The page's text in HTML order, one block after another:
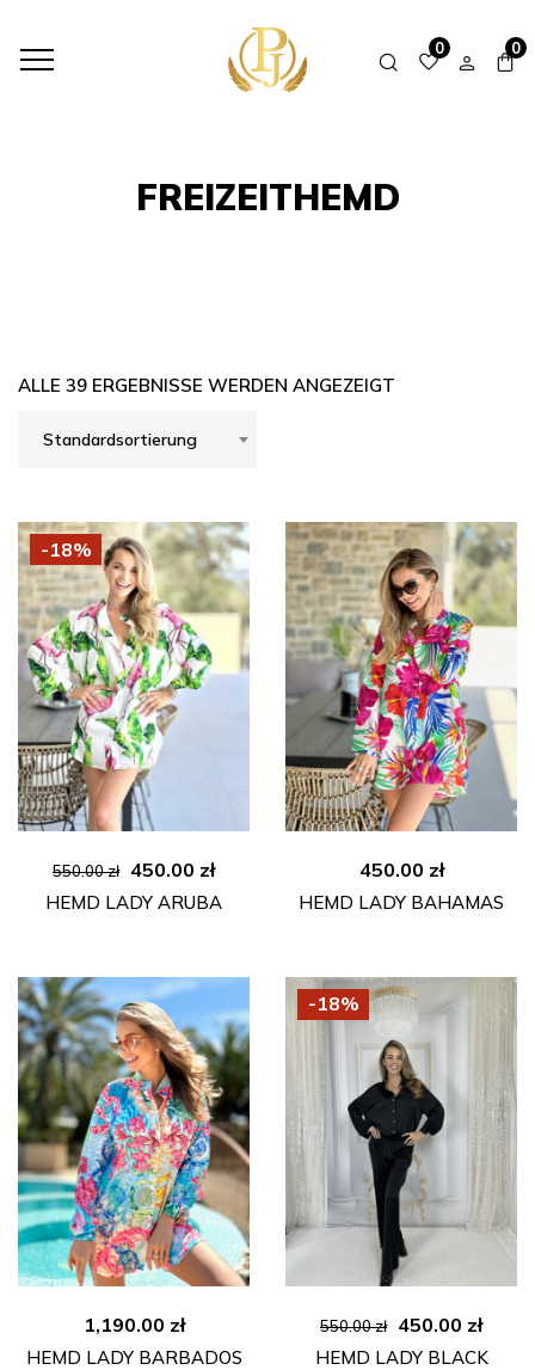
0 0
FREIZEITHEMD
FREIZEITHEMD
ALLE 39 ERGEBNISSE WERDEN ANGEZEIGT
Standardsortierung
-18%
550.00zł
Ursprünglicher
Preis
450.00 złAktueller
Preis
HEMD LADY ARUBA
450.00 zł
HEMD LADY BAHAMAS
1,190.00 zł
HEMD LADY BARBADOS
-18%
550.00zł
Ursprünglicher
Preis
450.00 zł
Preis
HEMD LADY BLACK